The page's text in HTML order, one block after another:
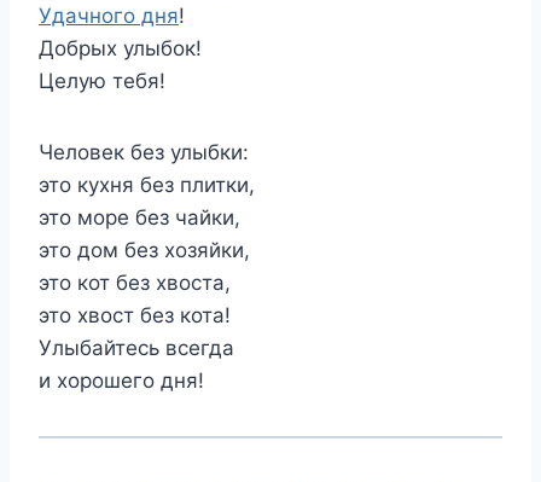
Удачного дня!
Добрых улыбок!
Целую тебя!
Человек без улыбки:
это кухня без плитки,
это море без чайки,
это дом без хозяйки,
это кот без хвоста,
это хвост без кота!
Улыбайтесь всегда
и хорошего дня!